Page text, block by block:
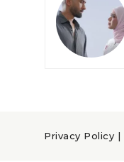
Privacy Policy |